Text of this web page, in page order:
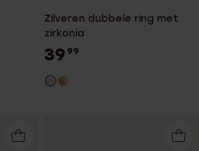
Zilveren dubbele ring met
zirkonia
39 99